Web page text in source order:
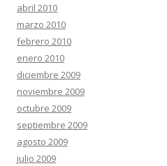
abril 2010
marzo 2010
febrero 2010
enero 2010
diciembre 2009
noviembre 2009
octubre 2009
septiembre 2009
agosto 2009
julio 2009